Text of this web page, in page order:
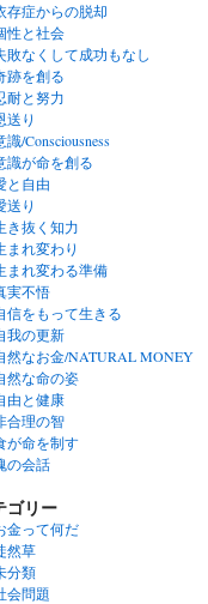
存症からの脱却
性と社会
敗なくして成功もなし
跡を創る
耐と努力
送り
識/Consciousness
識が命を創る
と自由
送り
き抜く知力
まれ変わり
まれ変わる準備
実不悟
信をもって生きる
我の更新
然なお金/NATURAL MONEY
然な命の姿
由と健康
合理の智
が命を制す
の会話
ゴリー
金って何だ
然草
分類
会問題